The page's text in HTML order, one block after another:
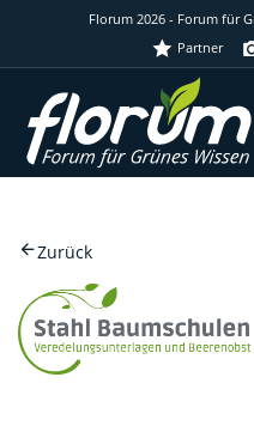
Florum 2026 - Forum für
Partner
Zurück